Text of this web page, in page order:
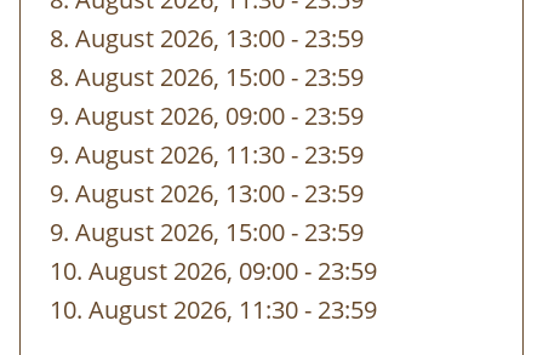
gebuchten Zeit von unseren
MitarbeiterInnen vor dem Eingang abgeholt.
8. August 2026, 13:00- bis
23:59
8. August 2026, 15:00- bis
23:59
9. August 2026, 09:00- bis
23:59
9. August 2026, 11:30- bis
23:59
9. August 2026, 13:00- bis
23:59
9. August 2026, 15:00- bis
23:59
10. August 2026, 09:00- bis
23:59
10. August 2026, 11:30- bis
23:59